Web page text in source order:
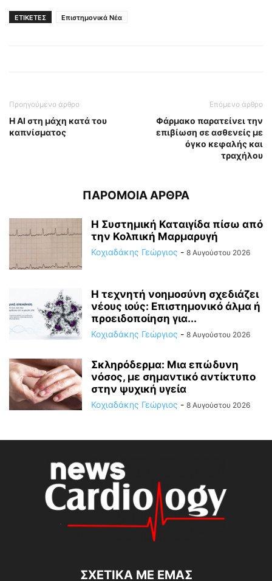
ΕΤΙΚΕΤΕΣ Επιστημονικά Νέα
Προηγούμενο άρθρο
Η ΑΙ στη μάχη κατά του
καπνίσματος
Επόμενο άρθρο
Φάρμακο παρατείνει την
επιβίωση σε ασθενείς με
όγκο κεφαλής και
τραχήλου
ΠΑΡΟΜΟΙΑ ΑΡΘΡΑ
Η Συστημική Καταιγίδα πίσω από
την Κολπική Μαρμαρυγή
Κοχιαδάκης Γεώργιος - 8 Αυγούστου 2026
Η τεχνητή νοημοσύνη σχεδιάζει
νέους ιούς: Επιστημονικό άλμα ή
προειδοποίηση για...
Κοχιαδάκης Γεώργιος - 8 Αυγούστου 2026
Σκληρόδερμα: Μια επώδυνη
νόσος, με σημαντικό αντίκτυπο
στην ψυχική υγεία
Κοχιαδάκης Γεώργιος - 8 Αυγούστου 2026
ΣΧΕΤΙΚΆ ΜΕ ΕΜΆΣ